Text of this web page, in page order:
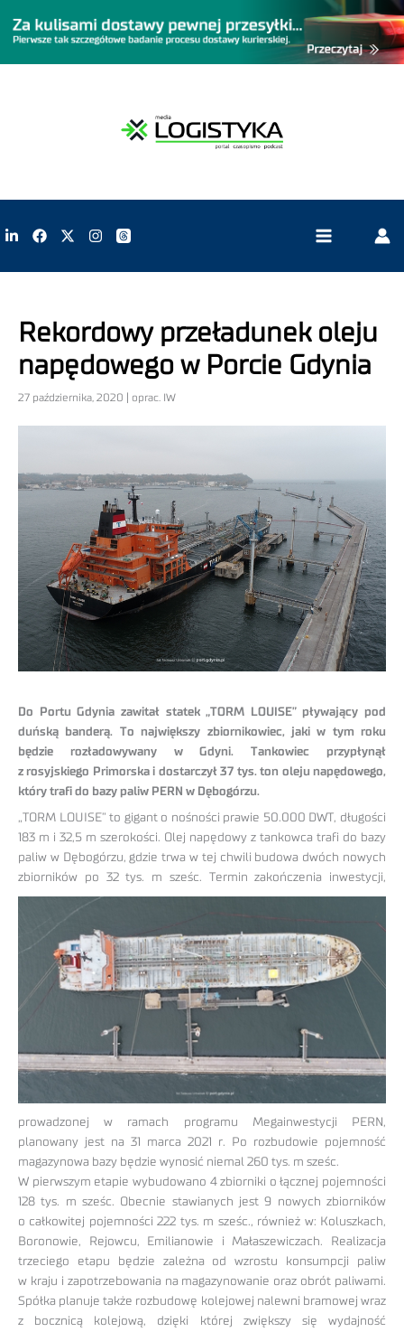
Rekordowy przeładunek oleju
napędowego w Porcie Gdynia
27 października, 2020 | oprac. IW
Do Portu Gdynia zawitał statek „TORM LOUISE” pływający pod
duńską banderą. To największy zbiornikowiec, jaki w tym roku
będzie rozładowywany w Gdyni. Tankowiec przypłynął
z rosyjskiego Primorska i dostarczył 37 tys. ton oleju napędowego,
który trafi do bazy paliw PERN w Dębogórzu.
„TORM LOUISE” to gigant o nośności prawie 50.000 DWT, długości
183 m i 32,5 m szerokości. Olej napędowy z tankowca trafi do bazy
paliw w Dębogórzu, gdzie trwa w tej chwili budowa dwóch nowych
zbiorników po 32 tys. m sześc. Termin zakończenia inwestycji,
prowadzonej w ramach programu Megainwestycji PERN,
planowany jest na 31 marca 2021 r. Po rozbudowie pojemność
magazynowa bazy będzie wynosić niemal 260 tys. m sześc.
W pierwszym etapie wybudowano 4 zbiorniki o łącznej pojemności
128 tys. m sześc. Obecnie stawianych jest 9 nowych zbiorników
o całkowitej pojemności 222 tys. m sześc., również w: Koluszkach,
Boronowie, Rejowcu, Emilianowie i Małaszewiczach. Realizacja
trzeciego etapu będzie zależna od wzrostu konsumpcji paliw
w kraju i zapotrzebowania na magazynowanie oraz obrót paliwami.
Spółka planuje także rozbudowę kolejowej nalewni bramowej wraz
z bocznicą kolejową, dzięki której zwiększy się wydajność